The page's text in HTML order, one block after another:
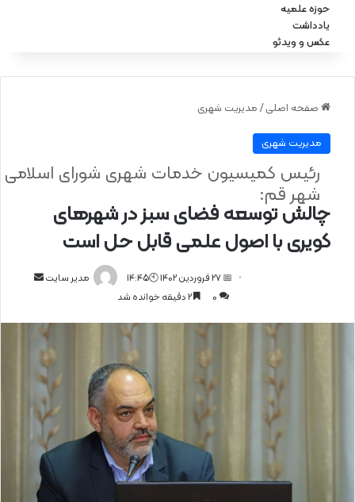
حوزه علمیه
یادداشت
عکس و ویدئو
صفحه اصلی / مدیریت شهری
مدیریت شهری
چالش توسعه فضای سبز در شهرهای
کویری با اصول علمی قابل حل است
رئیس کمیسیون خدمات شهری شورای اسلامی
شهر قم:
مدیر سایت
📅 27 فروردین 1402 🕙14:45
0